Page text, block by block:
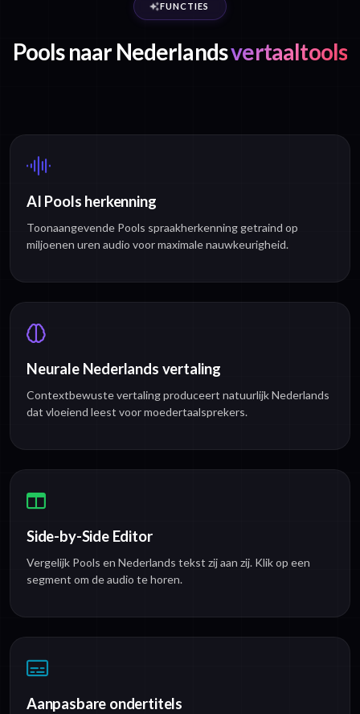
FUNCTIES
Pools naar Nederlandsvertaaltools
AI Pools herkenning
Toonaangevende Pools spraakherkenning getraind op
miljoenen uren audio voor maximale nauwkeurigheid.
Neurale Nederlands vertaling
Contextbewuste vertaling produceert natuurlijk Nederlands
dat vloeiend leest voor moedertaalsprekers.
Side-by-Side Editor
Vergelijk Pools en Nederlands tekst zij aan zij. Klik op een
segment om de audio te horen.
Aanpasbare ondertitels